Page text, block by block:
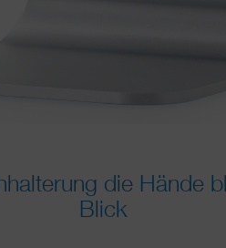
die Hände
Blick